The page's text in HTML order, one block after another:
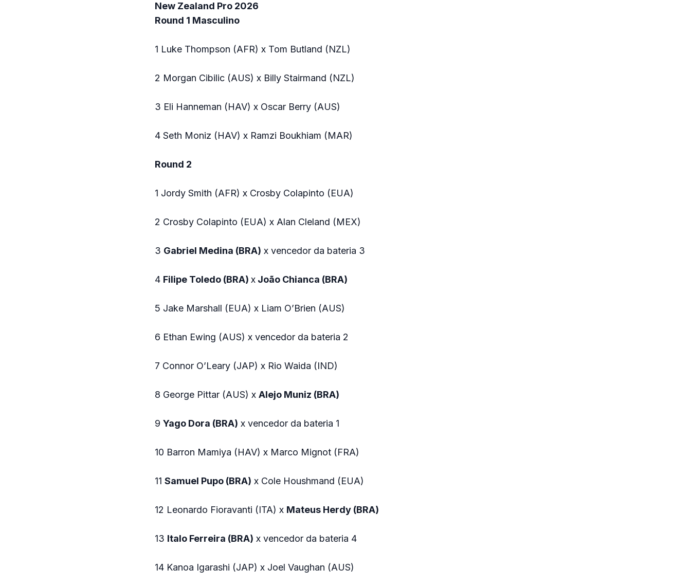
New Zealand Pro 2026
Round 1 Masculino
1 Luke Thompson (AFR) x Tom Butland (NZL)
2 Morgan Cibilic (AUS) x Billy Stairmand (NZL)
3 Eli Hanneman (HAV) x Oscar Berry (AUS)
4 Seth Moniz (HAV) x Ramzi Boukhiam (MAR)
Round 2
1 Jordy Smith (AFR) x Crosby Colapinto (EUA)
2 Crosby Colapinto (EUA) x Alan Cleland (MEX)
3 Gabriel Medina (BRA) x vencedor da bateria 3
4 Filipe Toledo (BRA) xJoão Chianca (BRA)
5 Jake Marshall (EUA) x Liam O’Brien (AUS)
6 Ethan Ewing (AUS) x vencedor da bateria 2
7 Connor O’Leary (JAP) x Rio Waida (IND)
8 George Pittar (AUS) x Alejo Muniz (BRA)
9 Yago Dora (BRA) x vencedor da bateria 1
10 Barron Mamiya (HAV) x Marco Mignot (FRA)
11 Samuel Pupo (BRA) x Cole Houshmand (EUA)
12 Leonardo Fioravanti (ITA) x Mateus Herdy (BRA)
13 Italo Ferreira (BRA) x vencedor da bateria 4
14 Kanoa Igarashi (JAP) x Joel Vaughan (AUS)